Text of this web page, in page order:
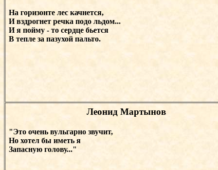
На горизонте лес качнется,
И вздрогнет речка подо льдом...
И я пойму - то сердце бьется
В тепле за пазухой пальто.
Леонид Мартынов
"Это очень вульгарно звучит,
Но хотел бы иметь я
Запасную голову..."